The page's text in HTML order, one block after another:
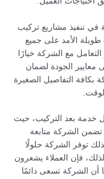
في تنفيذ مشاريع تركيب
الأمد على جميع
التعامل مع الشركة خيارًا
معايير الجودة لضمان
بكافة التفاصيل الصغيرة
خدمة بعد التركيب، حيث
الشركة متابعة
توفر الشركة حلولًا
فإن العملاء يشعرون
أن الشركة تسعى دائمًا